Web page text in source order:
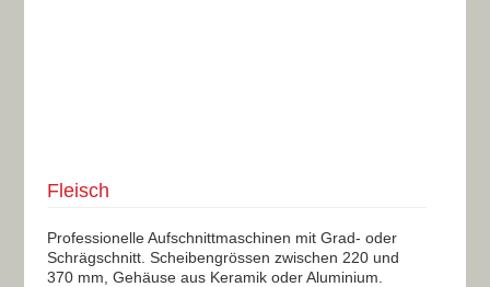
Fleisch
Professionelle Aufschnittmaschinen mit Grad- oder
Schrägschnitt. Scheibengrössen zwischen 220 und
370 mm, Gehäuse aus Keramik oder Aluminium.